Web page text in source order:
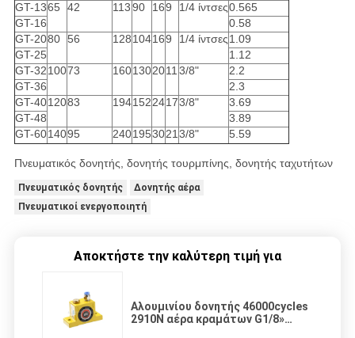
GT-1365 42 11390 169 1/4 ίντσες0.565
GT-16
0.58
GT-2080 56 128104169 1/4 ίντσες1.09
GT-25
1.12
GT-3210073 16013020113/8"
2.2
GT-36
2.3
GT-4012083 19415224173/8"
3.69
GT-48
3.89
GT-6014095 24019530213/8" 5.59
Πνευματικός δονητής, δονητής τουρμπίνης, δονητής ταχυτήτων
Πνευματικός δονητής
Δονητής αέρα
Πνευματικοί ενεργοποιητή
Αποκτήστε την καλύτερη τιμή για
Αλουμινίου δονητής 46000cycles
2910N αέρα κραμάτων G1/8»